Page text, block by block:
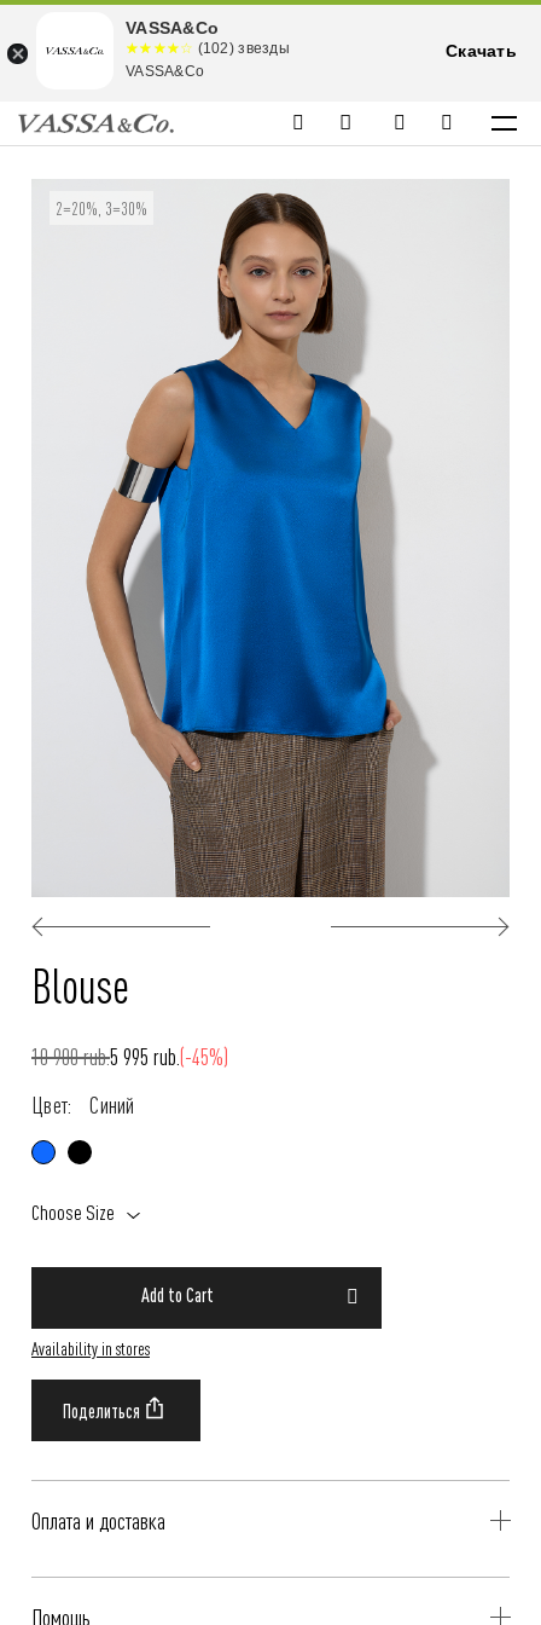
2=20%, 3=30%
Blouse
10 900 rub.5 995 rub.(-45%)
Цвет:
Синий
Choose Size
Add to Cart
Availability in stores
Оплата и доставка
Помощь
VASSA&Co
☆☆☆☆☆
★★★★
★
(102) звезды
VASSA&Co
Скачать